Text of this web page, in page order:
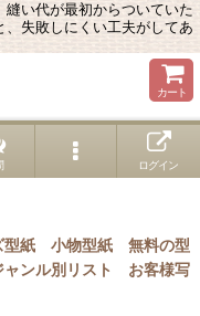
い代が最初からついていた
失敗しにくい工夫がしてあ
カート
ログイン
型紙 小物型紙
無料の型
ンル別リスト
お客様写